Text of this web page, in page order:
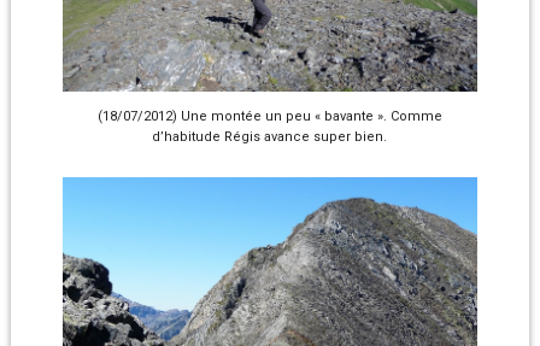
(18/07/2012) Une montée un peu « bavante ». Comme
d’habitude Régis avance super bien.